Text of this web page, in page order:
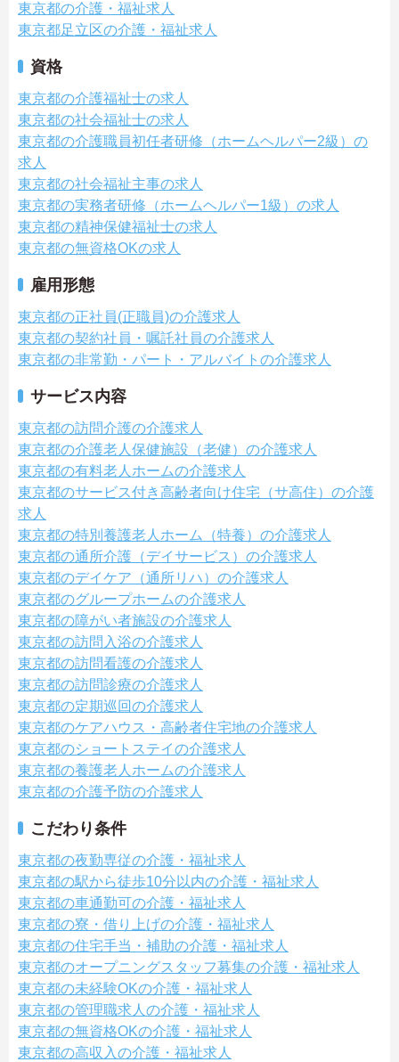
東京都の介護・福祉求人
東京都足立区の介護・福祉求人
資格
東京都の介護福祉士の求人
東京都の社会福祉士の求人
東京都の介護職員初任者研修（ホームヘルパー2級）の
求人
東京都の社会福祉主事の求人
東京都の実務者研修（ホームヘルパー1級）の求人
東京都の精神保健福祉士の求人
東京都の無資格OKの求人
雇用形態
東京都の正社員(正職員)の介護求人
東京都の契約社員・嘱託社員の介護求人
東京都の非常勤・パート・アルバイトの介護求人
サービス内容
東京都の訪問介護の介護求人
東京都の介護老人保健施設（老健）の介護求人
東京都の有料老人ホームの介護求人
東京都のサービス付き高齢者向け住宅（サ高住）の介護
求人
東京都の特別養護老人ホーム（特養）の介護求人
東京都の通所介護（デイサービス）の介護求人
東京都のデイケア（通所リハ）の介護求人
東京都のグループホームの介護求人
東京都の障がい者施設の介護求人
東京都の訪問入浴の介護求人
東京都の訪問看護の介護求人
東京都の訪問診療の介護求人
東京都の定期巡回の介護求人
東京都のケアハウス・高齢者住宅地の介護求人
東京都のショートステイの介護求人
東京都の養護老人ホームの介護求人
東京都の介護予防の介護求人
こだわり条件
東京都の夜勤専従の介護・福祉求人
東京都の駅から徒歩10分以内の介護・福祉求人
東京都の車通勤可の介護・福祉求人
東京都の寮・借り上げの介護・福祉求人
東京都の住宅手当・補助の介護・福祉求人
東京都のオープニングスタッフ募集の介護・福祉求人
東京都の未経験OKの介護・福祉求人
東京都の管理職求人の介護・福祉求人
東京都の無資格OKの介護・福祉求人
東京都の高収入の介護・福祉求人